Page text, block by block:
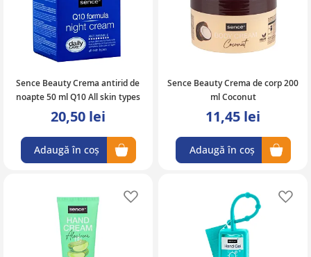
Sence Beauty Crema antirid de
noapte 50 ml Q10 All skin types
20,50 lei
Adaugă în coș
Sence Beauty Crema de corp 200
ml Coconut
11,45 lei
Adaugă în coș
Adaugă în lista de favorite